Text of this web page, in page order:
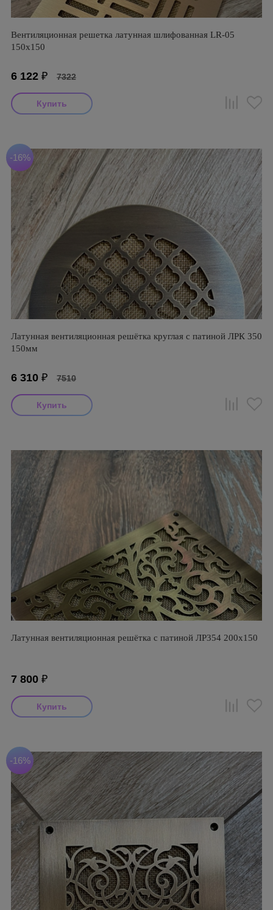
Вентиляционная решетка латунная шлифованная LR-05
150х150
6 122 ₽ 7322
-16%
Латунная вентиляционная решётка круглая с патиной ЛРК 350
150мм
6 310 ₽ 7510
Латунная вентиляционная решётка с патиной ЛР354 200х150
7 800 ₽
-16%